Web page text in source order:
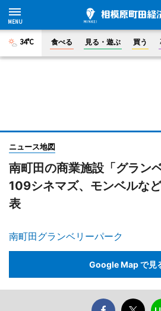
34°C 食べる 見る・遊ぶ 買う
ニュース地図
南町田の商業施設「グラン
109シネマズ、モンベルな
表
南町田グランベリーパーク
Google Map で見